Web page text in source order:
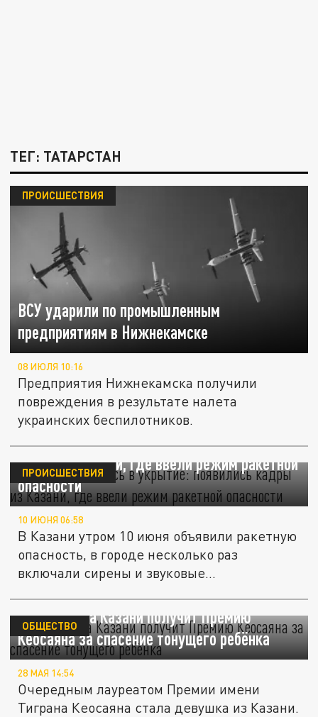
ТЕГ: ТАТАРСТАН
ВСУ ударили по промышленным
предприятиям в Нижнекамске
ПРОИСШЕСТВИЯ
08 ИЮЛЯ 10:16
Предприятия Нижнекамска получили
повреждения в результате налета
украинских беспилотников.
Срочно спуститесь в укрытие: появились
кадры из Казани, где ввели режим ракетной
опасности
ПРОИСШЕСТВИЯ
10 ИЮНЯ 06:58
В Казани утром 10 июня объявили ракетную
опасность, в городе несколько раз
включали сирены и звуковые...
Жительница Казани получит Премию
Кеосаяна за спасение тонущего ребёнка
ОБЩЕСТВО
28 МАЯ 14:54
Очередным лауреатом Премии имени
Тиграна Кеосаяна стала девушка из Казани.